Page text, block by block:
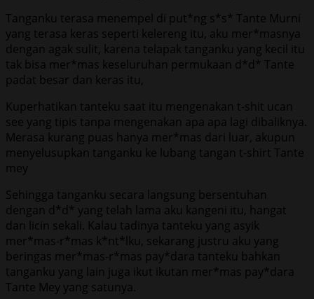
Tanganku terasa menempel di put*ng s*s* Tante Murni
yang terasa keras seperti kelereng itu, aku mer*masnya
dengan agak sulit, karena telapak tanganku yang kecil itu
tak bisa mer*mas keseluruhan permukaan d*d* Tante
padat besar dan keras itu,
Kuperhatikan tanteku saat itu mengenakan t-shit ucan
see yang tipis tanpa mengenakan apa apa lagi dibaliknya.
Merasa kurang puas hanya mer*mas dari luar, akupun
menyelusupkan tanganku ke lubang tangan t-shirt Tante
mey
Sehingga tanganku secara langsung bersentuhan
dengan d*d* yang telah lama aku kangeni itu, hangat
dan licin sekali. Kalau tadinya tanteku yang asyik
mer*mas-r*mas k*nt*lku, sekarang justru aku yang
beringas mer*mas-r*mas pay*dara tanteku bahkan
tanganku yang lain juga ikut ikutan mer*mas pay*dara
Tante Mey yang satunya.